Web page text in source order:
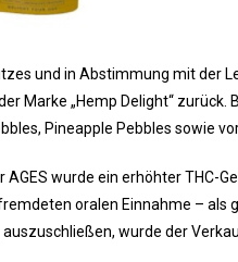
und in Abstimmung mit der
Marke „Hemp Delight“
Pineapple Pebbles sowie
wurde ein erhöhter THC-
oralen Einnahme – als
wurde der